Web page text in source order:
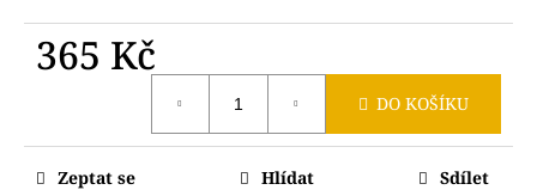
365 Kč
DO KOŠÍKU
Zeptat se Hlídat Sdílet